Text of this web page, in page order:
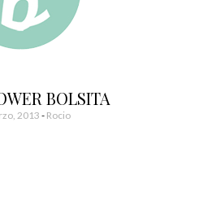
BOLSITA
2013 - Rocio